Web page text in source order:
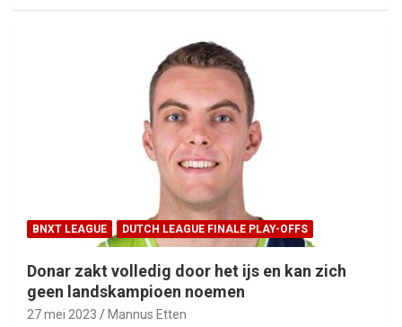
BNXT LEAGUE DUTCH LEAGUE FINALE PLAY-OFFS
Donar zakt volledig door het ijs en kan zich
geen landskampioen noemen
27 mei 2023 Mannus Etten